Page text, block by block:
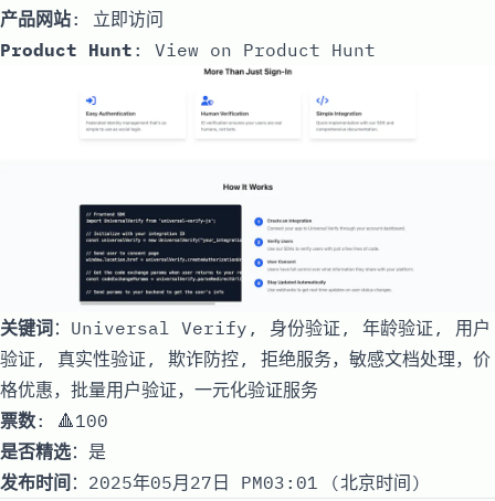
产品网站: 立即访问
Product Hunt : View on Product Hunt
关键词：Universal Verify, 身份验证, 年龄验证, 用户
验证, 真实性验证, 欺诈防控, 拒绝服务，敏感文档处理，价
格优惠，批量用户验证，一元化验证服务
票数: 🔺100
是否精选：是
发布时间 ：2025年05月27日 PM03:01 (北京时间)